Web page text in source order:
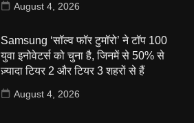
August 4, 2026
Samsung ‘सॉल्व फॉर टुमॉरो’ ने टॉप 100
युवा इनोवेटर्स को चुना है, जिनमें से 50% से
ज़्यादा टियर 2 और टियर 3 शहरों से हैं
August 4, 2026